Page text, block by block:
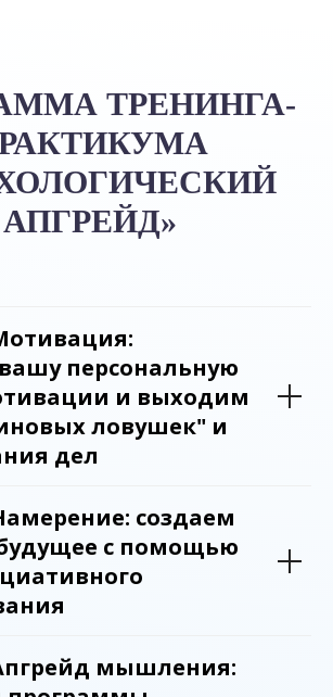
ТРЕНИНГА-
АПГРЕЙД»
персональную
и выходим
ловушек" и
дел
создаем
с помощью
мышления: